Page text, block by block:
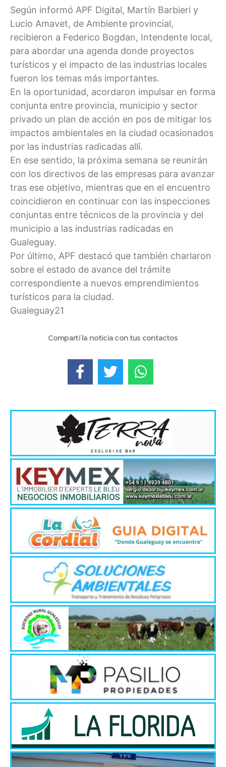
Según informó APF Digital, Martín Barbieri y
Lucio Amavet, de Ambiente provincial,
recibieron a Federico Bogdan, Intendente local,
para abordar una agenda donde proyectos
turísticos y el impacto de las industrias locales
fueron los temas más importantes.
En la oportunidad, acordaron impulsar en forma
conjunta entre provincia, municipio y sector
privado un plan de acción en pos de mitigar los
impactos ambientales en la ciudad ocasionados
por las industrias radicadas allí.
En ese sentido, la próxima semana se reunirán
con los directivos de las empresas para avanzar
tras ese objetivo, mientras que en el encuentro
coincidieron en continuar con las inspecciones
conjuntas entre técnicos de la provincia y del
municipio a las industrias radicadas en
Gualeguay.
Por último, APF destacó que también charlaron
sobre el estado de avance del trámite
correspondiente a nuevos emprendimientos
turísticos para la ciudad.
Gualeguay21
Compartí la noticia con tus contactos